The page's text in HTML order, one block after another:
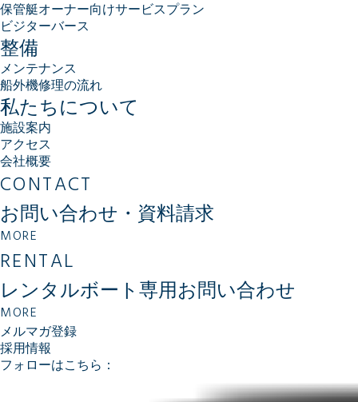
保管艇オーナー向けサービスプラン
ビジターバース
整備
メンテナンス
船外機修理の流れ
私たちについて
施設案内
アクセス
会社概要
CONTACT
お問い合わせ・資料請求
MORE
RENTAL
レンタルボート専用 お問い合わせ
MORE
メルマガ登録
採用情報
フォローはこちら：